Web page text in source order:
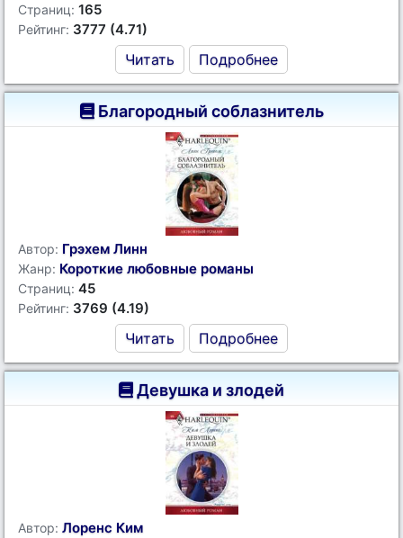
Страниц: 165
Рейтинг: 3777 (4.71)
Читать Подробнее
Благородный соблазнитель
Автор: Грэхем Линн
Жанр: Короткие любовные романы
Страниц: 45
Рейтинг: 3769 (4.19)
Читать Подробнее
Девушка и злодей
Автор: Лоренс Ким